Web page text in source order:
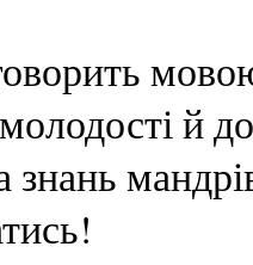
й
знань